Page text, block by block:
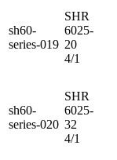
sh60-
series-019
SHR
6025-
20
4/1
sh60-
series-020
SHR
6025-
32
4/1